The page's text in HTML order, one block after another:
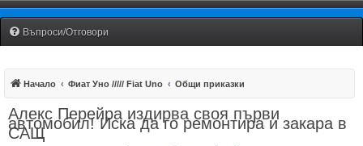
Fiat Uno Club Bulgaria
Въпроси/Отговори
Начало Фиат Уно ///// Fiat Uno Общи приказки
Алекс Перейра издирва своя първи
автомобил! Иска да го ремонтира и закара в
САЩ